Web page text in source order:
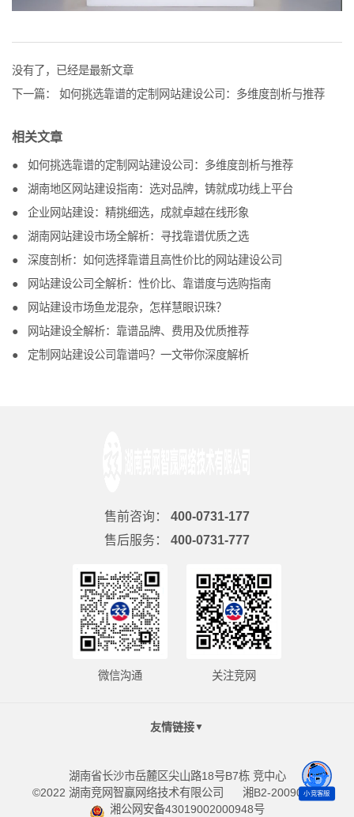
没有了，已经是最新文章
下一篇：
如何挑选靠谱的定制网站建设公司：多维度剖析与推荐
相关文章
如何挑选靠谱的定制网站建设公司：多维度剖析与推荐
湖南地区网站建设指南：选对品牌，铸就成功线上平台
企业网站建设：精挑细选，成就卓越在线形象
湖南网站建设市场全解析：寻找靠谱优质之选
深度剖析：如何选择靠谱且高性价比的网站建设公司
网站建设公司全解析：性价比、靠谱度与选购指南
网站建设市场鱼龙混杂，怎样慧眼识珠？
网站建设全解析：靠谱品牌、费用及优质推荐
定制网站建设公司靠谱吗？一文带你深度解析
售前咨询：
400-0731-177
售后服务：
400-0731-777
微信沟通 关注竞网
友情链接▼
湖南省长沙市岳麓区尖山路18号B7栋 竞中心
©2022 湖南竞网智赢网络技术有限公司
湘B2-20090098
湘公网安备43019002000948号
小竞客服